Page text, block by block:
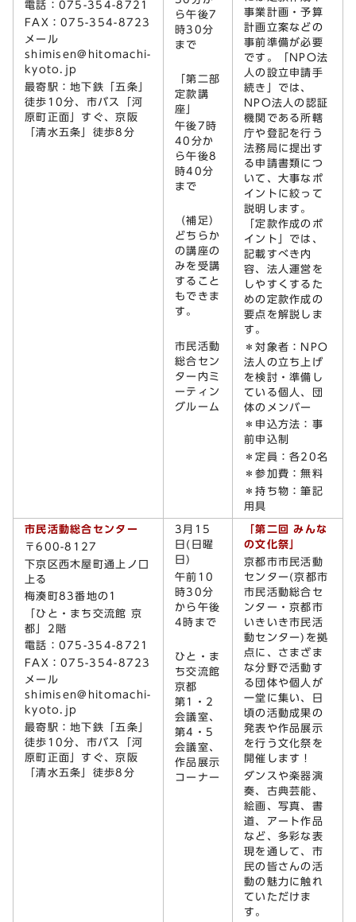
電話：075-354-8721
FAX：075-354-8723
メール
shimisen@hitomachi-
kyoto.jp
最寄駅：地下鉄「五条」
徒歩10分、市バス「河
原町正面」すぐ、京阪
「清水五条」徒歩8分
ら午後7
時30分
まで
「第二部
定款講
座」
午後7時
40分か
ら午後8
時40分
まで
（補足）
どちらか
の講座の
みを受講
すること
もできま
す。
市民活動
総合セン
ター内ミ
ーティン
グルーム
事業計画・予算
計画立案などの
事前準備が必要
です。「NPO法
人の設立申請手
続き」では、
NPO法人の認証
機関である所轄
庁や登記を行う
法務局に提出す
る申請書類につ
いて、大事なポ
イントに絞って
説明します。
「定款作成のポ
イント」では、
記載すべき内
容、法人運営を
しやすくするた
めの定款作成の
要点を解説しま
す。
＊対象者：NPO
法人の立ち上げ
を検討・準備し
ている個人、団
体のメンバー
＊申込方法：事
前申込制
＊定員：各20名
＊参加費：無料
＊持ち物：筆記
用具
市民活動総合センター
〒600-8127
下京区西木屋町通上ノ口
上る
梅湊町83番地の1
「ひと・まち交流館 京
都」2階
電話：075-354-8721
FAX：075-354-8723
メール
shimisen@hitomachi-
kyoto.jp
最寄駅：地下鉄「五条」
徒歩10分、市バス「河
原町正面」すぐ、京阪
「清水五条」徒歩8分
3月15
日(日曜
日)
午前10
時30分
から午後
4時まで
ひと・ま
ち交流館
京都
第1・2
会議室、
第4・5
会議室、
作品展示
コーナー
「第二回 みんな
の文化祭」
京都市市民活動
センター(京都市
市民活動総合セ
ンター・京都市
いきいき市民活
動センター)を拠
点に、さまざま
な分野で活動す
る団体や個人が
一堂に集い、日
頃の活動成果の
発表や作品展示
を行う文化祭を
開催します！
ダンスや楽器演
奏、古典芸能、
絵画、写真、書
道、アート作品
など、多彩な表
現を通して、市
民の皆さんの活
動の魅力に触れ
ていただけま
す。